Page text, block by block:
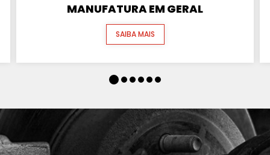
MANUFATURA EM GERAL
SAIBA MAIS